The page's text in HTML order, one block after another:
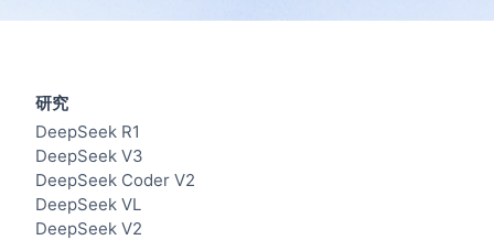
研究
DeepSeek R1
DeepSeek V3
DeepSeek Coder V2
DeepSeek VL
DeepSeek V2